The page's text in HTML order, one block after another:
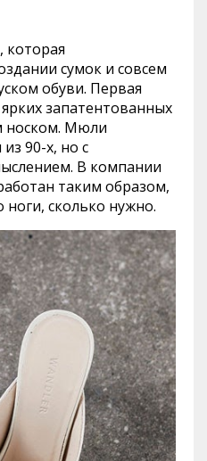
которая
сумок и совсем
обуви. Первая
запатентованных
носком. Мюли
90-х, но с
В компании
таким образом,
ноги, сколько нужно.